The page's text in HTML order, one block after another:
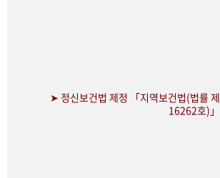
➤ 정신보건법 제정 「지역보건법(법률 제
16262호)」